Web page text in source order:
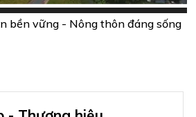
bền vững - Nông thôn đáng sống